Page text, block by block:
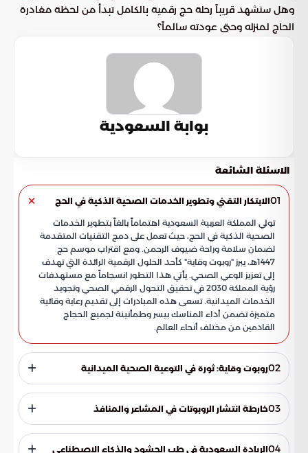
وهل سنشهد قريباً رحلة حج رقمية بالكامل تبدأ من لحظة مغادرة
الحاج لمنزله وحتى عودته سالماً؟
بوابة السعودية
الاسئلة الشائعة
01الابتكار التقني وتطوير الخدمات الصحية الذكية في الحج
تولي المملكة العربية السعودية اهتماماً بالغاً بتطوير الخدمات
الصحية الذكية في الحج، حيث تعمل على دمج التقنيات المتقدمة
لضمان سلامة وراحة ضيوف الرحمن. ومع اقتراب موسم حج
1447هـ، يبرز "روبوت وقاية" كأحد الحلول الرقمية الرائدة التي تهدف
إلى تعزيز الوعي الصحي. يأتي هذا التطور انسجاماً مع مستهدفات
رؤية المملكة 2030 في تحقيق التحول الرقمي الصحي وتجويد
الخدمات الميدانية. تسعى هذه المبادرات إلى تقديم رعاية وقائية
متميزة تضمن أداء المناسك بيسر وطمأنينة لجميع الحجاج
القادمين من مختلف أنحاء العالم.
02روبوت وقاية: ثورة في التوعية الصحية الميدانية
يمثل روبوت وقاية منصة تفاعلية متطورة تعمل بالذكاء
الاصطناعي على مدار الساعة، لضمان وصول الإرشادات الصحية
لكل حاج بلغته الأم. يسهم هذا الابتكار في تقليل الاعتماد على
للمتطلبات التوعوية. تتعدد المهام التي ينفذها الروبوت لضمان
03خارطة انتشار الروبوتات في المشاعر والمنافذ
لضمان أقصى استفادة من الخدمات الصحية الذكية، تم توزيع
هذه الروبوتات في نقاط استراتيجية تشهد تدفقات بشرية عالية.04الريادة السعودية في طب الحشود والذكاء الاصطناعي